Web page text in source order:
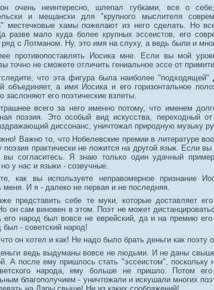
он очень неинтересно, шлепал губками, все о
и мещански для "крупного мыслителя
местечковые хамы пожелают из него сделать. Но
разве мало куда более крупных эссеистов, его
ряд с Лотманом. Ну, это имя на слуху, а ведь были и
противопоставлять Иосика мне. Если вы мой
точно не сможете отличить гениальное эссе от
что эта фигура была наиболее
объединяет, а имя Иосика и его горизонтальное
заслоняют его поэтические взлеты.
всего за него именно потому, что именем
поэзия. Это особый вид искусства, переходный
диссонанс, уничтожал природную музыку
Важно то, что Нобелевские премии в литературе
поэзия практически не ложится на другой язык. Если
вы согласитесь. Я знаю только один удачный
у нас и языки - созвучные.
как вы используете неправомерное признание
меня. И я - далеко не первая и не последняя.
представить себе те муки, которые доставляет
он сам виновен в этом. Поэт не может
его народ был вовсе не еврейский, да и на премию
был - советский народ!
он хотел и как! Не надо было брать деньги как поэту
ведь выдуманы вовсе не людьми. И не даны
А после ему пришлось стать "эссеистом", поскольку
народа, ему больше не пришло. Потом
благополучием - уничтожали и искушали многих